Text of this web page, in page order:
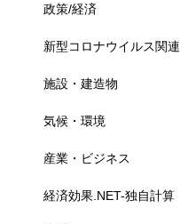
政策/経済
新型コロナウイルス関連
施設・建造物
気候・環境
産業・ビジネス
経済効果.NET-独自計算